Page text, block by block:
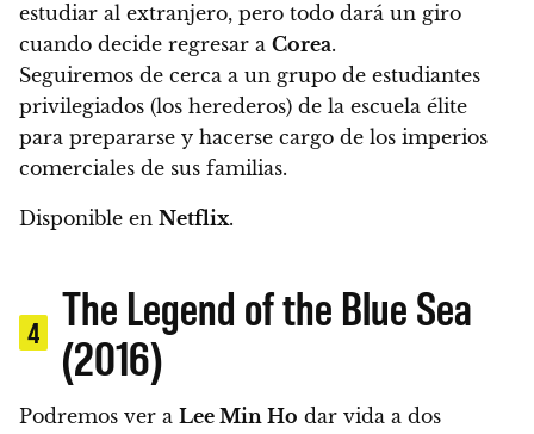
estudiar al extranjero, pero todo dará un giro
cuando decide regresar a Corea.
Seguiremos de cerca a un grupo de estudiantes
privilegiados (los herederos) de la escuela élite
para prepararse y hacerse cargo de los imperios
comerciales de sus familias.
Disponible en Netflix.
4
The Legend of the Blue Sea
(2016)
Podremos ver a Lee Min Ho dar vida a dos